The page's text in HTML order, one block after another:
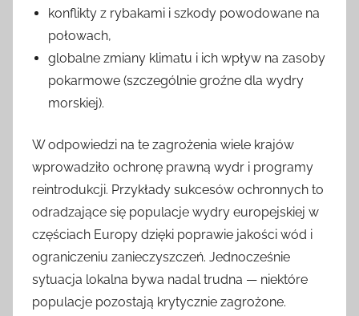
konflikty z rybakami i szkody powodowane na
połowach,
globalne zmiany klimatu i ich wpływ na zasoby
pokarmowe (szczególnie groźne dla wydry
morskiej).
W odpowiedzi na te zagrożenia wiele krajów
wprowadziło ochronę prawną wydr i programy
reintrodukcji. Przykłady sukcesów ochronnych to
odradzające się populacje wydry europejskiej w
częściach Europy dzięki poprawie jakości wód i
ograniczeniu zanieczyszczeń. Jednocześnie
sytuacja lokalna bywa nadal trudna — niektóre
populacje pozostają krytycznie zagrożone.